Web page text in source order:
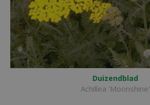
Duizendblad
Achillea 'Moonshine'